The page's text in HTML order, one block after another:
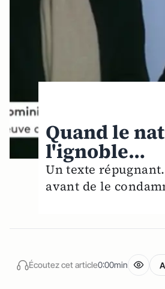
Quand le
l'ignoble…
Un texte
avant de le
Écoutez cet article0:00min